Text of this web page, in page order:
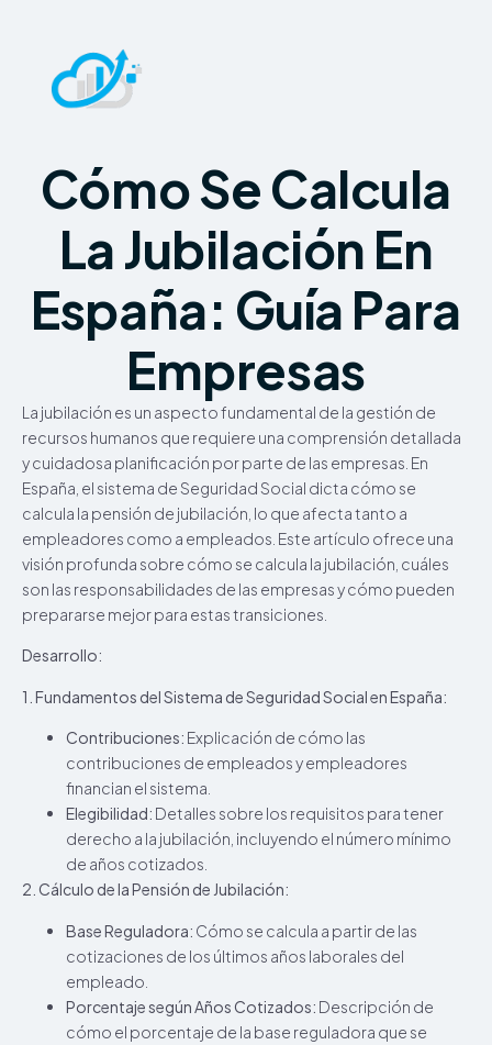
Cómo Se Calcula
La Jubilación En
España: Guía Para
Empresas
La jubilación es un aspecto fundamental de la gestión de
recursos humanos que requiere una comprensión detallada
y cuidadosa planificación por parte de las empresas. En
España, el sistema de Seguridad Social dicta cómo se
calcula la pensión de jubilación, lo que afecta tanto a
empleadores como a empleados. Este artículo ofrece una
visión profunda sobre cómo se calcula la jubilación, cuáles
son las responsabilidades de las empresas y cómo pueden
prepararse mejor para estas transiciones.
Desarrollo:
1. Fundamentos del Sistema de Seguridad Social en España:
Contribuciones: Explicación de cómo las
contribuciones de empleados y empleadores
financian el sistema.
Elegibilidad: Detalles sobre los requisitos para tener
derecho a la jubilación, incluyendo el número mínimo
de años cotizados.
2. Cálculo de la Pensión de Jubilación:
Base Reguladora: Cómo se calcula a partir de las
cotizaciones de los últimos años laborales del
empleado.
Porcentaje según Años Cotizados: Descripción de
cómo el porcentaje de la base reguladora que se